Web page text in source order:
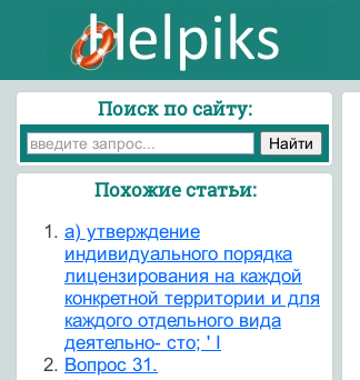
Поиск по сайту:
Похожие статьи:
а) утверждение
индивидуального порядка
лицензирования на каждой
конкретной территории и для
каждого отдельного вида
деятельно- сто; ' I
Вопрос 31.